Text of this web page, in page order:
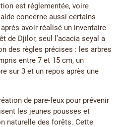
est réglementée, voire
concerne aussi certains
avoir réalisé un inventaire
de Djilor, seul l’acacia seyal a
des règles précises : les arbres
entre 7 et 15 cm, un
sur 3 et un repos après une
de pare-feux pour prévenir
les jeunes pousses et
naturelle des forêts. Cette